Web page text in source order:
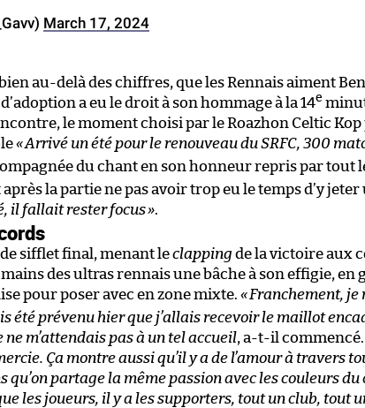
March 17, 2024
au-delà des chiffres, que les Rennais aiment
a eu le droit à son hommage à la 14e
le moment choisi par le Roazhon Celtic
«Arrivé un été pour le renouveau du SRFC, 300
du chant en son honneur repris par tout
la partie ne pas avoir trop eu le temps d’y
il fallait rester focus».
sifflet final, menant leclapping de la victoire aux
des ultras rennais une bâche à son effigie, en
pour poser avec en zone mixte. «Franchement, je
été prévenu hier que j’allais recevoir le maillot
m’attendais pas à un tel accueil, a-t-il commencé.
Ça montre aussi qu’il y a de l’amour à travers
qu’on partage la même passion avec les couleurs du
les joueurs, il y a les supporters, tout un club, tout